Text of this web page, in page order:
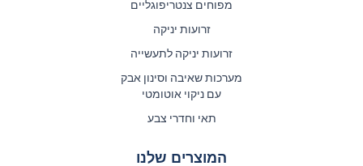
מפוחים צנטריפוגליים
זרועות יניקה
זרועות יניקה לתעשייה
מערכות שאיבה וסינון אבק
עם ניקוי אוטומטי
תאי וחדרי צבע
המוצרים שלנו